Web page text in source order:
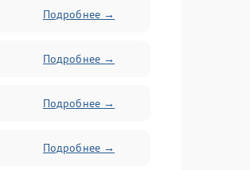
Подробнее →
Подробнее →
Подробнее →
Подробнее →